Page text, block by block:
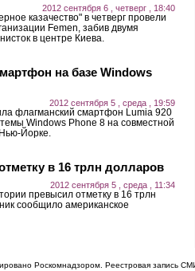
2012 сентября 6 , четверг , 18:40
казачество" в четверг провели
Femen, забив двумя
в центре Киева.
на базе Windows
2012 сентября 5 , среда , 19:59
флагманский смартфон Lumia 920
Windows Phone 8 на совместной
Йорке.
в 16 трлн долларов
2012 сентября 5 , среда , 11:34
превысил отметку в 16 трлн
сообщило американское
Роскомнадзором. Реестровая запись